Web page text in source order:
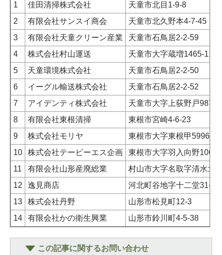
1
佳田清掃株式会社
天童市北目1-9-8
2
有限会社サンスイ商会
天童市北久野本4-7-45
3
有限会社天童クリーン産業
天童市石鳥居2-2-59
4
株式会社村山運送
天童市大字蔵増1465-11
5
天童環境株式会社
天童市石鳥居2-2-50
6
イーグル輸送株式会社
天童市石鳥居2-2-52
7
アイデンティ株式会社
天童市大字上荻野戸987-2
8
有限会社東根清掃
東根市宮崎4-6-23
9
株式会社モリヤ
東根市大字東根甲5996
10
株式会社テービーエス企画
東根市大字羽入向野1060-
11
有限会社山形産廃総業
村山市大字名取字清水北
12
逸見商店
河北町谷地字十二堂31-2
13
株式会社丹野
山形市松見町12-3
14
有限会社かの衛生興業 山形市鈴川町4-5-38
この記事に関するお問い合わせ